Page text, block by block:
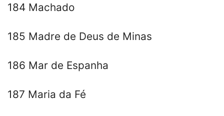
184 Machado
185 Madre de Deus de Minas
186 Mar de Espanha
187 Maria da Fé